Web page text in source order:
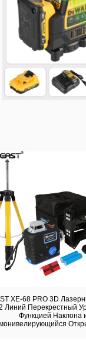
XE-68 PRO 3D
Линий Перекрестный
Функцией Наклона